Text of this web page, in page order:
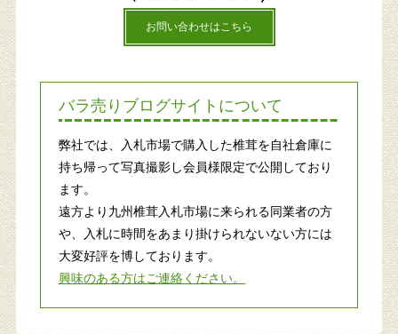
お問い合わせはこちら
バラ売りブログサイトについて
弊社では、入札市場で購入した椎茸を自社倉庫に
持ち帰って写真撮影し会員様限定で公開しており
ます。
遠方より九州椎茸入札市場に来られる同業者の方
や、入札に時間をあまり掛けられないない方には
大変好評を博しております。
興味のある方はご連絡ください。